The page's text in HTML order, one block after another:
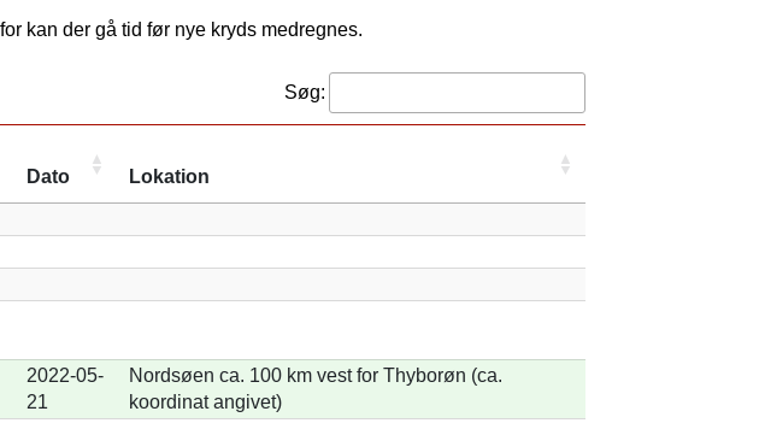
kan der gå tid før nye kryds medregnes.
Søg:
Dato Lokation
2022-05-
21
Nordsøen ca. 100 km vest for Thyborøn (ca.
koordinat angivet)